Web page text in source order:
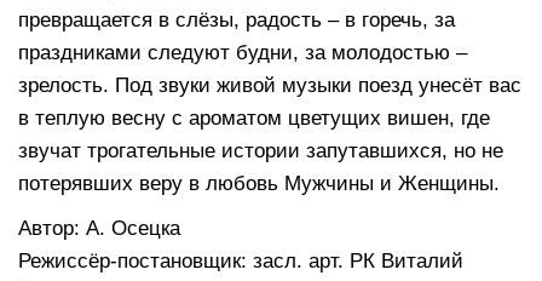
превращается в слёзы, радость – в горечь, за
праздниками следуют будни, за молодостью –
зрелость. Под звуки живой музыки поезд унесёт вас
в теплую весну с ароматом цветущих вишен, где
звучат трогательные истории запутавшихся, но не
потерявших веру в любовь Мужчины и Женщины.
Автор: А. Осецка
Режиссёр-постановщик: засл. арт. РК Виталий